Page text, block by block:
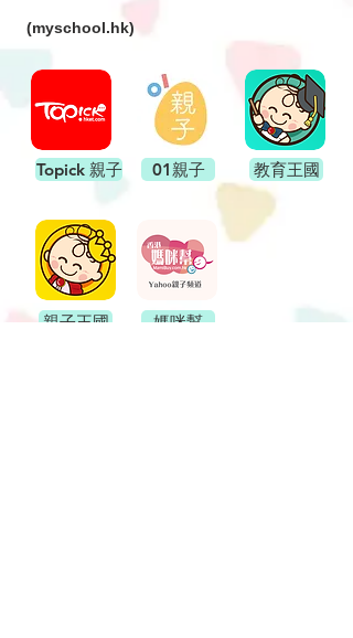
(myschool.hk)
Topick 親子 01親子
親子王國 媽咪幫
教育王國